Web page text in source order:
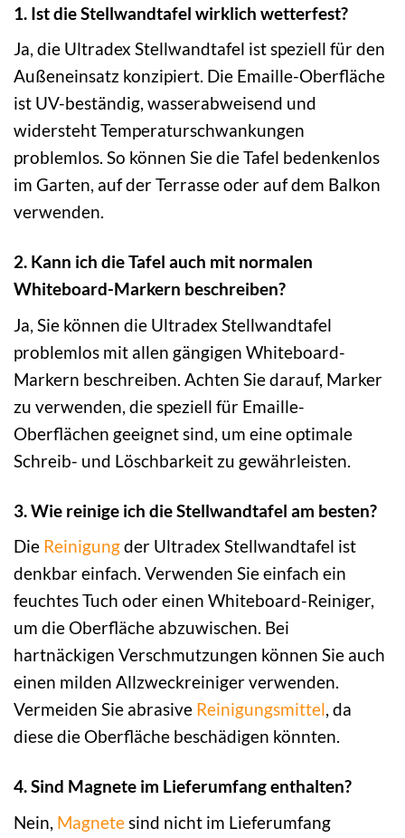
1. Ist die Stellwandtafel wirklich wetterfest?
Ja, die Ultradex Stellwandtafel ist speziell für den
Außeneinsatz konzipiert. Die Emaille-Oberfläche
ist UV-beständig, wasserabweisend und
widersteht Temperaturschwankungen
problemlos. So können Sie die Tafel bedenkenlos
im Garten, auf der Terrasse oder auf dem Balkon
verwenden.
2. Kann ich die Tafel auch mit normalen
Whiteboard-Markern beschreiben?
Ja, Sie können die Ultradex Stellwandtafel
problemlos mit allen gängigen Whiteboard-
Markern beschreiben. Achten Sie darauf, Marker
zu verwenden, die speziell für Emaille-
Oberflächen geeignet sind, um eine optimale
Schreib- und Löschbarkeit zu gewährleisten.
3. Wie reinige ich die Stellwandtafel am besten?
Die Reinigungder Ultradex Stellwandtafel ist
denkbar einfach. Verwenden Sie einfach ein
feuchtes Tuch oder einen Whiteboard-Reiniger,
um die Oberfläche abzuwischen. Bei
hartnäckigen Verschmutzungen können Sie auch
einen milden Allzweckreiniger verwenden.
Vermeiden Sie abrasive Reinigungsmittel, da
diese die Oberfläche beschädigen könnten.
4. Sind Magnete im Lieferumfang enthalten?
Nein, Magnetesind nicht im Lieferumfang